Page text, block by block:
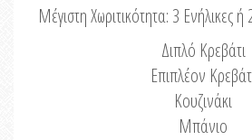
Μέγιστη Χωριτικότητα: 3 Ενήλικες
Διπλό Κρεβάτι
Επιπλέον
Κουζινάκι
Μπάνιο